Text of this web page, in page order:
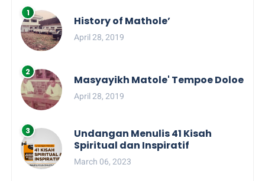
History of Mathole’
April 28, 2019
Masyayikh Matole' Tempoe Doloe
April 28, 2019
Undangan Menulis 41 Kisah
Spiritual dan Inspiratif
March 06, 2023